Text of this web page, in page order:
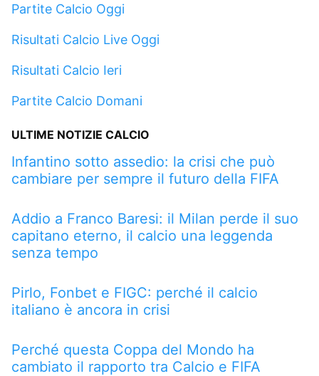
Partite Calcio Oggi
Risultati Calcio Live Oggi
Risultati Calcio Ieri
Partite Calcio Domani
ULTIME NOTIZIE CALCIO
Infantino sotto assedio: la crisi che può
cambiare per sempre il futuro della FIFA
Addio a Franco Baresi: il Milan perde il suo
capitano eterno, il calcio una leggenda
senza tempo
Pirlo, Fonbet e FIGC: perché il calcio
italiano è ancora in crisi
Perché questa Coppa del Mondo ha
cambiato il rapporto tra Calcio e FIFA